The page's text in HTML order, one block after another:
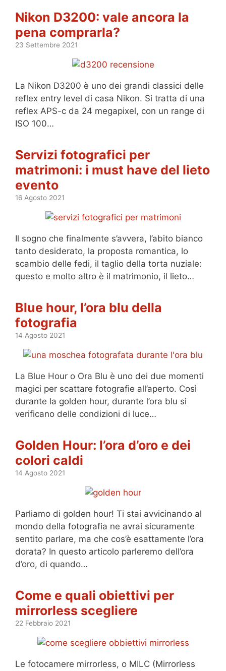
Nikon D3200: vale ancora la
pena comprarla?
23 Settembre 2021
La Nikon D3200 è uno dei grandi classici delle
reflex entry level di casa Nikon. Si tratta di una
reflex APS-c da 24 megapixel, con un range di
ISO 100…
Servizi fotografici per
matrimoni: i must have del lieto
evento
16 Agosto 2021
Il sogno che finalmente s’avvera, l’abito bianco
tanto desiderato, la proposta romantica, lo
scambio delle fedi, il taglio della torta nuziale:
questo e molto altro è il matrimonio, il lieto…
Blue hour, l’ora blu della
fotografia
14 Agosto 2021
La Blue Hour o Ora Blu è uno dei due momenti
magici per scattare fotografie all’aperto. Così
durante la golden hour, durante l’ora blu si
verificano delle condizioni di luce…
Golden Hour: l’ora d’oro e dei
colori caldi
14 Agosto 2021
Parliamo di golden hour! Ti stai avvicinando al
mondo della fotografia ne avrai sicuramente
sentito parlare, ma che cos’è esattamente l’ora
dorata? In questo articolo parleremo dell’ora
d’oro, di quando…
Come e quali obiettivi per
mirrorless scegliere
22 Febbraio 2021
Le fotocamere mirrorless, o MILC (Mirrorless